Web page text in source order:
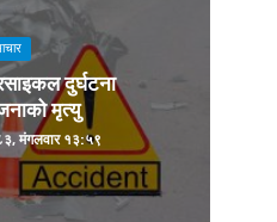
दुर्घटना
मृत्यु
मंगलवार १३:५९